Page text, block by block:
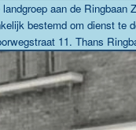
aan de
bestemd om dienst te
11. Thans